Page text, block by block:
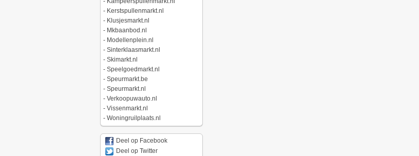
- Kerstspullenmarkt.nl
- Klusjesmarkt.nl
- Mkbaanbod.nl
- Modellenplein.nl
- Sinterklaasmarkt.nl
- Skimarkt.nl
- Speelgoedmarkt.nl
- Speurmarkt.be
- Speurmarkt.nl
- Verkoopuwauto.nl
- Vissenmarkt.nl
- Woningruilplaats.nl
Deel op Facebook
Deel op Twitter